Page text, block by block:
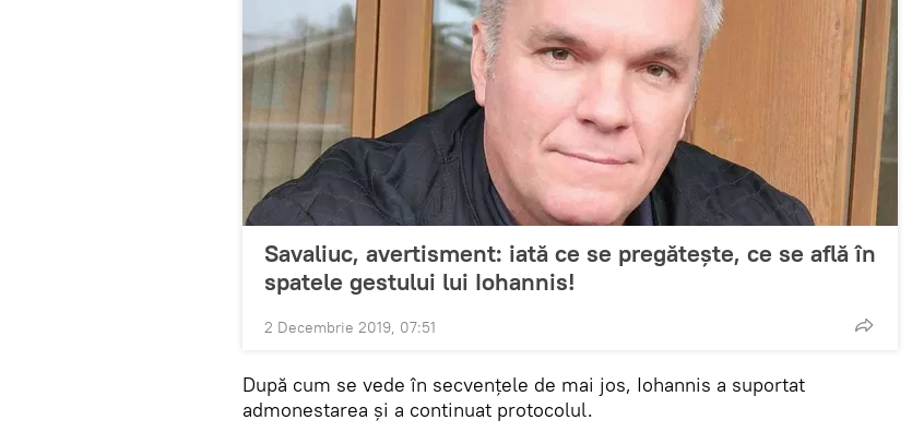
Savaliuc, avertisment: iată ce se pregătește, ce se află în
spatele gestului lui Iohannis!
2 Decembrie 2019, 07:51
După cum se vede în secvențele de mai jos, Iohannis a suportat
admonestarea și a continuat protocolul.